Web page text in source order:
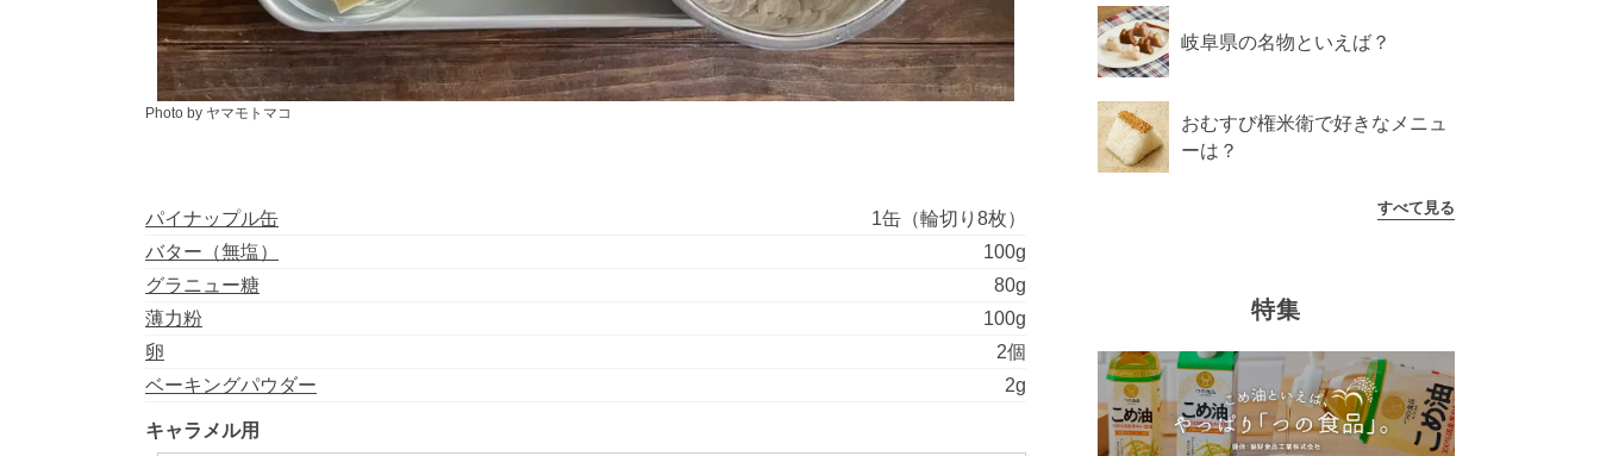
Photo by ヤマモトマコ
パイナップル缶
1缶（輪切り8枚）
バター（無塩）
100g
グラニュー糖
80g
薄力粉
100g
卵
2個
ベーキングパウダー
2g
キャラメル用
岐阜県の名物といえば？
おむすび権米衛で好きなメニュ
ーは？
すべて見る
特集